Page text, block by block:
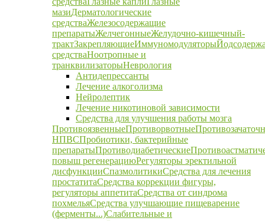
мазиДерматологические
средстваЖелезосодержащие
препаратыЖелчегонныеЖелудочно-кишечный-
трактЗакрепляющиеИммуномодуляторы
средстваНоотропные и
транквилизаторыНеврология
Антидепрессанты
Лечение алкоголизма
Нейролептик
Лечение никотиновой зависимости
Средства для улучшения работы мозга
ПротивоязвенныеПротиворвотные
НПВСПробиотики, бактерийные
препаратыПротиводиабетические
повыш регенерациюРегуляторы эректильной
дисфункцииСпазмолитикиСредства для лечения
простатитаСредства коррекции фигуры,
регуляторы аппетитаСредства от синдрома
похмельяСредства улучшающие пищеварение
(ферменты...)Слабительные и